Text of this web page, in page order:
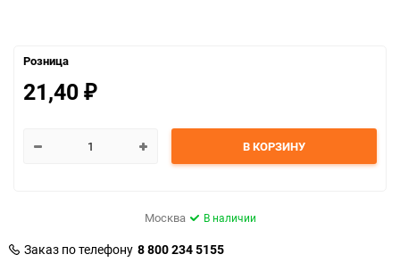
Розница
21,40 ₽
В КОРЗИНУ
Москва В наличии
Заказ по телефону 8 800 234 5155